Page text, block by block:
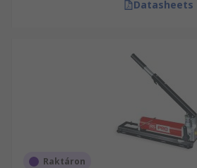
Datasheets
Raktáron